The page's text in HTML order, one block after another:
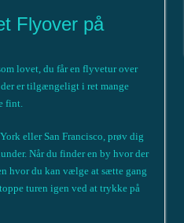
Flyover på
lovet, du får en flyvetur over
er tilgængeligt i ret mange
fint.
eller San Francisco, prøv dig
Når du finder en by hvor der
hvor du kan vælge at sætte gang
turen igen ved at trykke på